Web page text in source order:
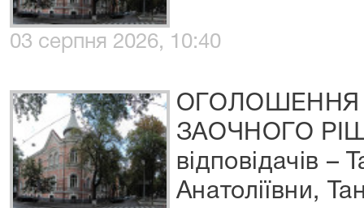
03 серпня 2026, 10:40
ОГОЛОШЕННЯ
ЗАОЧНОГО
відповідачів –
Анатоліївни,